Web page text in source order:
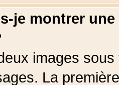
je montrer
images
La